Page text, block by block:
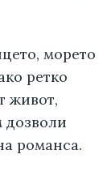
морето
ретко
живот,
дозволи
романса.